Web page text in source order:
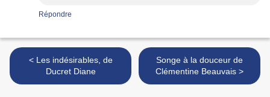
Répondre
< Les indésirables, de
Ducret Diane
Songe à la douceur de
Clémentine Beauvais >